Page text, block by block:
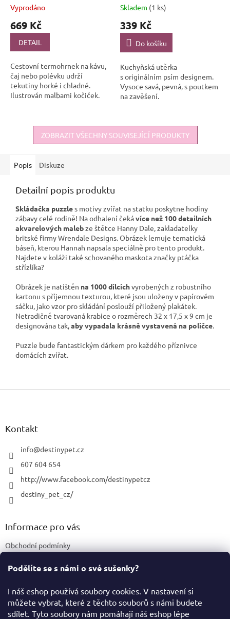
Podělíte se s námi o své sušenky?
I náš eshop používá soubory cookies. V nastavení si
můžete vybrat, které z těchto souborů s námi budete
sdílet. Tyto soubory nám pomáhají náš eshop lépe
Vyprodáno
669 Kč
DETAIL
Cestovní termohrnek na kávu,
čaj nebo polévku udrží
tekutiny horké i chladné.
Ilustrován malbami kočiček.
Skladem (1 ks)
339 Kč
Do košíku
Kuchyňská utěrka
s originálním psím designem.
Vysoce savá, pevná, s poutkem
na zavěšení.
ZOBRAZIT VŠECHNY SOUVISEJÍCÍ PRODUKTY
Popis Diskuze
Detailní popis produktu
Skládačka puzzles motivy zvířat na statku poskytne hodiny
zábavy celé rodině! Na odhalení čekávíce než 100 detailních
akvarelových malebze štětce Hanny Dale, zakladatelky
britské firmy Wrendale Designs. Obrázek lemuje tematická
báseň, kterou Hannah napsala speciálně pro tento produkt.
Najdete v koláži také schovaného maskota značky ptáčka
střízlíka?
Obrázek je natištěn na 1000 dílcíchvyrobených z robustního
kartonu s příjemnou texturou, které jsou uloženy v papírovém
sáčku, jako vzor pro skládání poslouží přiložený plakátek.
Netradičně tvarovaná krabice o rozměrech 32 x 17,5 x 9 cm je
designována tak,aby vypadala krásněvystavená na poličce.
Puzzle bude fantastickým dárkem pro každého příznivce
domácích zvířat.
Z
Kontakt
info@destinypet.cz
607 604 654
http://www.facebook.com/destinypetcz
destiny_pet_cz/
Informace pro vás
Obchodní podmínky
Certifikace a označení produktů
Facebook